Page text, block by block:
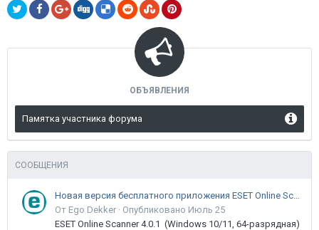
ОБЪЯВЛЕНИЯ
Памятка участника форума
СООБЩЕНИЯ
Новая версия бесплатного приложения ESET Online Scanner доступна пользователям
От Ego Dekker · Опубликовано Июль 25
ESET Online Scanner 4.0.1 (Windows 10/11, 64-разрядная)